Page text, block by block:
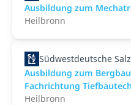
Ausbildung zum
Heilbronn
Südwestdeutsche
Ausbildung zum
Fachrichtung
Heilbronn